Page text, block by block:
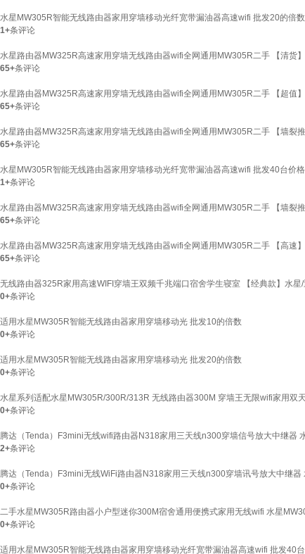
水星MW305R智能无线路由器家用穿墙移动光纤宽带漏油器高速wifi 批发20的倍数
1+条评论
水星路由器MW325R高速家用穿墙无线路由器wifi全网通用MW305R二手 【清货
65+条评论
水星路由器MW325R高速家用穿墙无线路由器wifi全网通用MW305R二手 【超值
65+条评论
水星路由器MW325R高速家用穿墙无线路由器wifi全网通用MW305R二手 【墙裂
65+条评论
水星MW305R智能无线路由器家用穿墙移动光纤宽带漏油器高速wifi 批发40台价格
1+条评论
水星路由器MW325R高速家用穿墙无线路由器wifi全网通用MW305R二手 【墙裂
65+条评论
水星路由器MW325R高速家用穿墙无线路由器wifi全网通用MW305R二手 【高速
65+条评论
无线路由器325R家用高速WIFI穿墙王双频千兆端口宿舍学生寝室 【经典款】水星
0+条评论
适用水星MW305R智能无线路由器家用穿墙移动光 批发10的倍数
0+条评论
适用水星MW305R智能无线路由器家用穿墙移动光 批发20的倍数
0+条评论
水星系列适配水星MW305R/300R/313R 无线路由器300M 穿墙王无限wifi家用双
0+条评论
腾达（Tenda）F3mini无线wifi路由器N318家用三天线n300穿墙信号放大中继器
2+条评论
腾达（Tenda）F3mini无线WiFi路由器N318家用三天线n300穿墙讯号放大中继器
0+条评论
二手水星MW305R路由器小户型迷你300M宿舍通用便携式家用无线wifi 水星
0+条评论
适用水星MW305R智能无线路由器家用穿墙移动光纤宽带漏油器高速wifi 批发40